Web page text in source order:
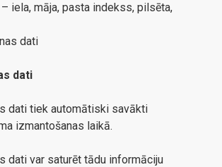
iela, māja, pasta indekss, pilsēta,
dati
dati
dati tiek automātiski savākti
izmantošanas laikā.
dati var saturēt tādu informāciju